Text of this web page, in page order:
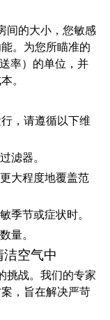
间的大小，您敏感
。为您所瞄准的
率）的单位，并
。
，请遵循以下维
滤器。
大程度地覆盖范
季节或症状时。
量。
空气中
挑战。我们的专家
，旨在解决严苛